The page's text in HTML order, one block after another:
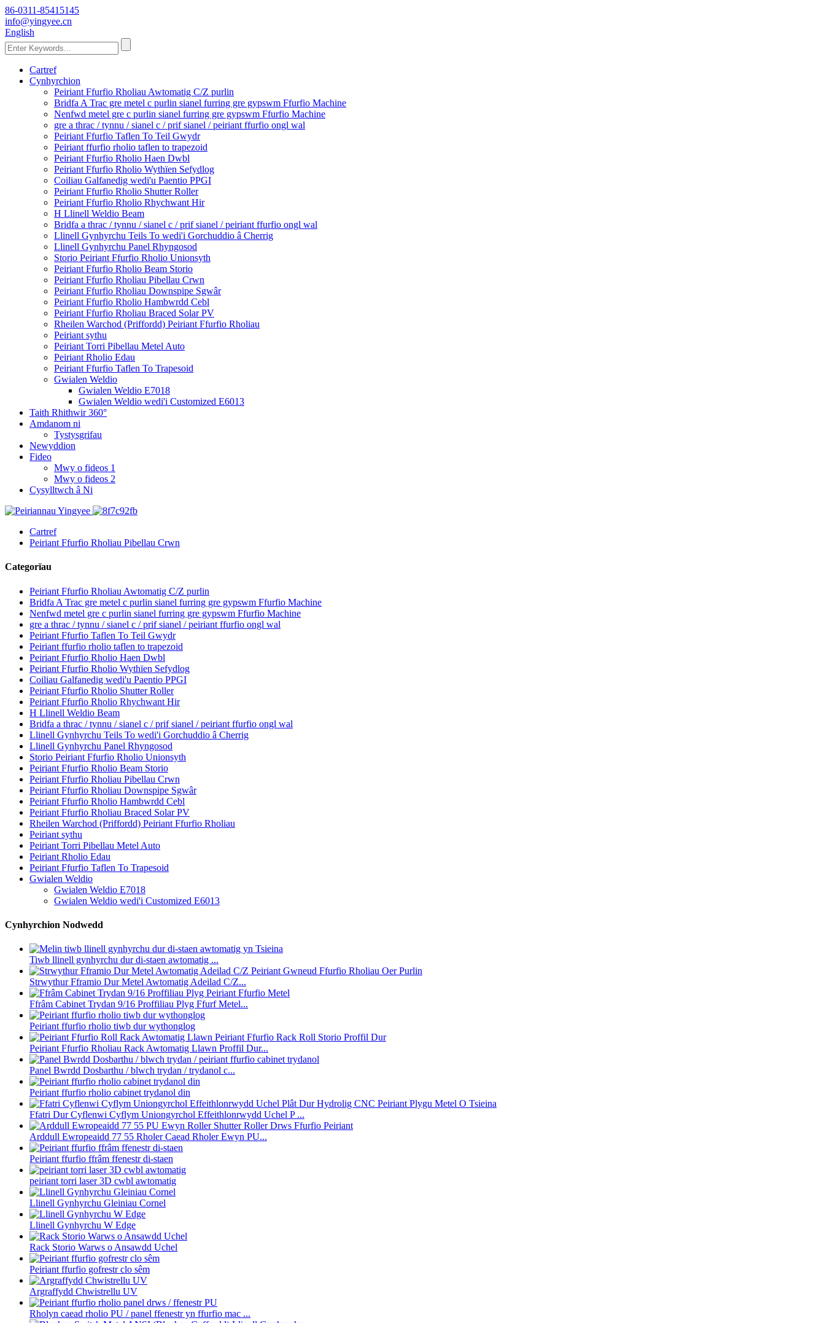
86-0311-85415145
info@yingyee.cn
English
Cartref
Cynhyrchion
Peiriant Ffurfio Rholiau Awtomatig C/Z purlin
Bridfa A Trac gre metel c purlin sianel furring gre gypswm Ffurfio Machine
Nenfwd metel gre c purlin sianel furring gre gypswm Ffurfio Machine
gre a thrac / tynnu / sianel c / prif sianel / peiriant ffurfio ongl wal
Peiriant Ffurfio Taflen To Teil Gwydr
Peiriant ffurfio rholio taflen to trapezoid
Peiriant Ffurfio Rholio Haen Dwbl
Peiriant Ffurfio Rholio Wythïen Sefydlog
Coiliau Galfanedig wedi'u Paentio PPGI
Peiriant Ffurfio Rholio Shutter Roller
Peiriant Ffurfio Rholio Rhychwant Hir
H Llinell Weldio Beam
Bridfa a thrac / tynnu / sianel c / prif sianel / peiriant ffurfio ongl wal
Llinell Gynhyrchu Teils To wedi'i Gorchuddio â Cherrig
Llinell Gynhyrchu Panel Rhyngosod
Storio Peiriant Ffurfio Rholio Unionsyth
Peiriant Ffurfio Rholio Beam Storio
Peiriant Ffurfio Rholiau Pibellau Crwn
Peiriant Ffurfio Rholiau Downspipe Sgwâr
Peiriant Ffurfio Rholio Hambwrdd Cebl
Peiriant Ffurfio Rholiau Braced Solar PV
Rheilen Warchod (Priffordd) Peiriant Ffurfio Rholiau
Peiriant sythu
Peiriant Torri Pibellau Metel Auto
Peiriant Rholio Edau
Peiriant Ffurfio Taflen To Trapesoid
Gwialen Weldio
Gwialen Weldio E7018
Gwialen Weldio wedi'i Customized E6013
Taith Rhithwir 360°
Amdanom ni
Tystysgrifau
Newyddion
Fideo
Mwy o fideos 1
Mwy o fideos 2
Cysylltwch â Ni
Cartref
Peiriant Ffurfio Rholiau Pibellau Crwn
Categorïau
Peiriant Ffurfio Rholiau Awtomatig C/Z purlin
Bridfa A Trac gre metel c purlin sianel furring gre gypswm Ffurfio Machine
Nenfwd metel gre c purlin sianel furring gre gypswm Ffurfio Machine
gre a thrac / tynnu / sianel c / prif sianel / peiriant ffurfio ongl wal
Peiriant Ffurfio Taflen To Teil Gwydr
Peiriant ffurfio rholio taflen to trapezoid
Peiriant Ffurfio Rholio Haen Dwbl
Peiriant Ffurfio Rholio Wythïen Sefydlog
Coiliau Galfanedig wedi'u Paentio PPGI
Peiriant Ffurfio Rholio Shutter Roller
Peiriant Ffurfio Rholio Rhychwant Hir
H Llinell Weldio Beam
Bridfa a thrac / tynnu / sianel c / prif sianel / peiriant ffurfio ongl wal
Llinell Gynhyrchu Teils To wedi'i Gorchuddio â Cherrig
Llinell Gynhyrchu Panel Rhyngosod
Storio Peiriant Ffurfio Rholio Unionsyth
Peiriant Ffurfio Rholio Beam Storio
Peiriant Ffurfio Rholiau Pibellau Crwn
Peiriant Ffurfio Rholiau Downspipe Sgwâr
Peiriant Ffurfio Rholio Hambwrdd Cebl
Peiriant Ffurfio Rholiau Braced Solar PV
Rheilen Warchod (Priffordd) Peiriant Ffurfio Rholiau
Peiriant sythu
Peiriant Torri Pibellau Metel Auto
Peiriant Rholio Edau
Peiriant Ffurfio Taflen To Trapesoid
Gwialen Weldio
Gwialen Weldio E7018
Gwialen Weldio wedi'i Customized E6013
Cynhyrchion Nodwedd
Tiwb llinell gynhyrchu dur di-staen awtomatig ...
Strwythur Fframio Dur Metel Awtomatig Adeilad C/Z...
Ffrâm Cabinet Trydan 9/16 Proffiliau Plyg Ffurf Metel...
Peiriant ffurfio rholio tiwb dur wythonglog
Peiriant Ffurfio Rholiau Rack Awtomatig Llawn Proffil Dur...
Panel Bwrdd Dosbarthu / blwch trydan / trydanol c...
Peiriant ffurfio rholio cabinet trydanol din
Ffatri Dur Cyflenwi Cyflym Uniongyrchol Effeithlonrwydd Uchel P ...
Arddull Ewropeaidd 77 55 Rholer Caead Rholer Ewyn PU...
Peiriant ffurfio ffrâm ffenestr di-staen
peiriant torri laser 3D cwbl awtomatig
Llinell Gynhyrchu Gleiniau Cornel
Llinell Gynhyrchu W Edge
Rack Storio Warws o Ansawdd Uchel
Peiriant ffurfio gofrestr clo sêm
Argraffydd Chwistrellu UV
Rholyn caead rholio PU / panel ffenestr yn ffurfio mac ...